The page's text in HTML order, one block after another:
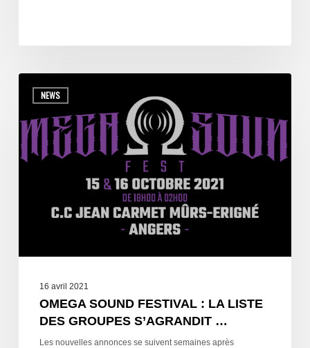
NEWS
16 avril 2021
OMEGA SOUND FESTIVAL : LA LISTE
DES GROUPES S’AGRANDIT …
Les nouvelles annonces se suivent semaines après